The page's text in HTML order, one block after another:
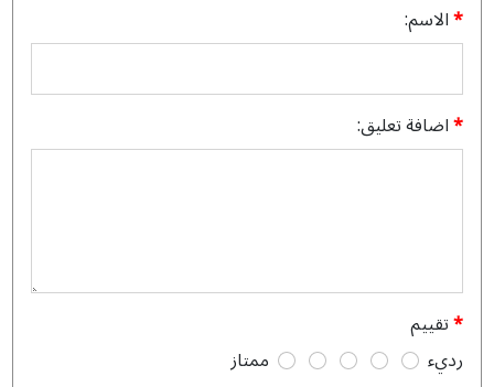
الاسم:
اضافة تعليق:
تقييم
رديء
ممتاز